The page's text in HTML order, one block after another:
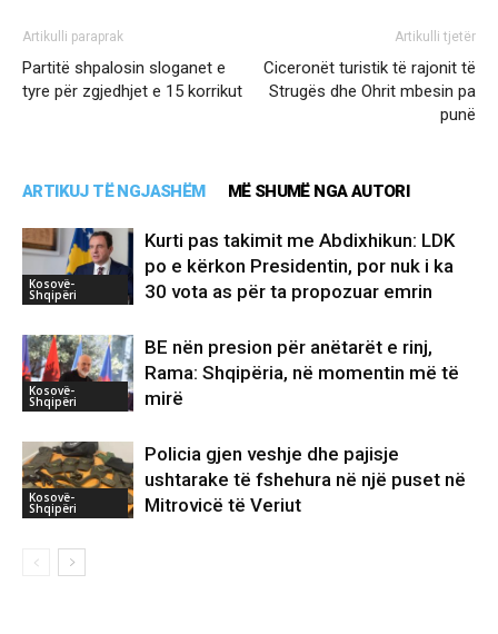
Artikulli paraprak
Partitë shpalosin sloganet e
tyre për zgjedhjet e 15 korrikut
Artikulli tjetër
Ciceronët turistik të rajonit të
Strugës dhe Ohrit mbesin pa
punë
ARTIKUJ TË NGJASHËM MË SHUMË NGA AUTORI
Kosovë-
Shqipëri
Kurti pas takimit me Abdixhikun: LDK
po e kërkon Presidentin, por nuk i ka
30 vota as për ta propozuar emrin
Kosovë-
Shqipëri
BE nën presion për anëtarët e rinj,
Rama: Shqipëria, në momentin më të
mirë
Kosovë-
Shqipëri
Policia gjen veshje dhe pajisje
ushtarake të fshehura në një puset në
Mitrovicë të Veriut